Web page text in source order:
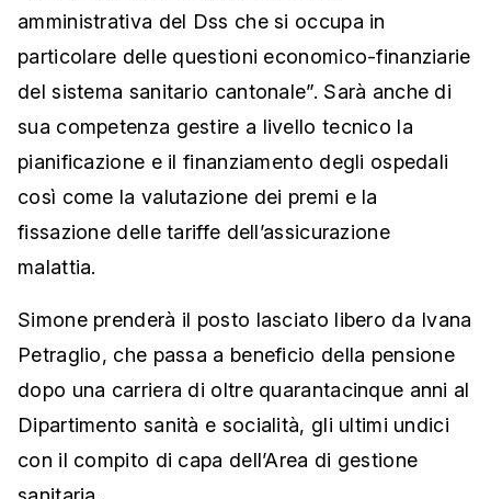
amministrativa del Dss che si occupa in
particolare delle questioni economico-finanziarie
del sistema sanitario cantonale”. Sarà anche di
sua competenza gestire a livello tecnico la
pianificazione e il finanziamento degli ospedali
così come la valutazione dei premi e la
fissazione delle tariffe dell’assicurazione
malattia.
Simone prenderà il posto lasciato libero da Ivana
Petraglio, che passa a beneficio della pensione
dopo una carriera di oltre quarantacinque anni al
Dipartimento sanità e socialità, gli ultimi undici
con il compito di capa dell’Area di gestione